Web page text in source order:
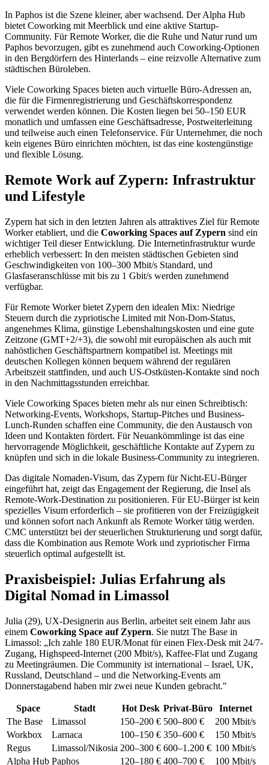
In Paphos ist die Szene kleiner, aber wachsend. Der Alpha Hub
bietet Coworking mit Meerblick und eine aktive Startup-
Community. Für Remote Worker, die die Ruhe und Natur rund um
Paphos bevorzugen, gibt es zunehmend auch Coworking-Optionen
in den Bergdörfern des Hinterlands – eine reizvolle Alternative zum
städtischen Büroleben.
Viele Coworking Spaces bieten auch virtuelle Büro-Adressen an,
die für die Firmenregistrierung und Geschäftskorrespondenz
verwendet werden können. Die Kosten liegen bei 50–150 EUR
monatlich und umfassen eine Geschäftsadresse, Postweiterleitung
und teilweise auch einen Telefonservice. Für Unternehmer, die noch
kein eigenes Büro einrichten möchten, ist das eine kostengünstige
und flexible Lösung.
Remote Work auf Zypern: Infrastruktur
und Lifestyle
Zypern hat sich in den letzten Jahren als attraktives Ziel für Remote
Worker etabliert, und die Coworking Spaces auf Zypern sind ein
wichtiger Teil dieser Entwicklung. Die Internetinfrastruktur wurde
erheblich verbessert: In den meisten städtischen Gebieten sind
Geschwindigkeiten von 100–300 Mbit/s Standard, und
Glasfaseranschlüsse mit bis zu 1 Gbit/s werden zunehmend
verfügbar.
Für Remote Worker bietet Zypern den idealen Mix: Niedrige
Steuern durch die zypriotische Limited mit Non-Dom-Status,
angenehmes Klima, günstige Lebenshaltungskosten und eine gute
Zeitzone (GMT+2/+3), die sowohl mit europäischen als auch mit
nahöstlichen Geschäftspartnern kompatibel ist. Meetings mit
deutschen Kollegen können bequem während der regulären
Arbeitszeit stattfinden, und auch US-Ostküsten-Kontakte sind noch
in den Nachmittagsstunden erreichbar.
Viele Coworking Spaces bieten mehr als nur einen Schreibtisch:
Networking-Events, Workshops, Startup-Pitches und Business-
Lunch-Runden schaffen eine Community, die den Austausch von
Ideen und Kontakten fördert. Für Neuankömmlinge ist das eine
hervorragende Möglichkeit, geschäftliche Kontakte auf Zypern zu
knüpfen und sich in die lokale Business-Community zu integrieren.
Das digitale Nomaden-Visum, das Zypern für Nicht-EU-Bürger
eingeführt hat, zeigt das Engagement der Regierung, die Insel als
Remote-Work-Destination zu positionieren. Für EU-Bürger ist kein
spezielles Visum erforderlich – sie profitieren von der Freizügigkeit
und können sofort nach Ankunft als Remote Worker tätig werden.
CMC unterstützt bei der steuerlichen Strukturierung und sorgt dafür,
dass die Kombination aus Remote Work und zypriotischer Firma
steuerlich optimal aufgestellt ist.
Praxisbeispiel: Julias Erfahrung als
Digital Nomad in Limassol
Julia (29), UX-Designerin aus Berlin, arbeitet seit einem Jahr aus
einem Coworking Space auf Zypern. Sie nutzt The Base in
Limassol: „Ich zahle 180 EUR/Monat für einen Flex-Desk mit 24/7-
Zugang, Highspeed-Internet (200 Mbit/s), Kaffee-Flat und Zugang
zu Meetingräumen. Die Community ist international – Israel, UK,
Russland, Deutschland – und die Networking-Events am
Donnerstagabend haben mir zwei neue Kunden gebracht."
Space Stadt Hot Desk Privat-Büro
Internet
The Base
Limassol 150–200 € 500–800 €
200 Mbit/s
Workbox
Larnaca 100–150 € 350–600 €
150 Mbit/s
Regus
Limassol/Nikosia 200–300 € 600–1.200 € 100 Mbit/s
Alpha Hub Paphos 120–180 € 400–700 € 100 Mbit/s